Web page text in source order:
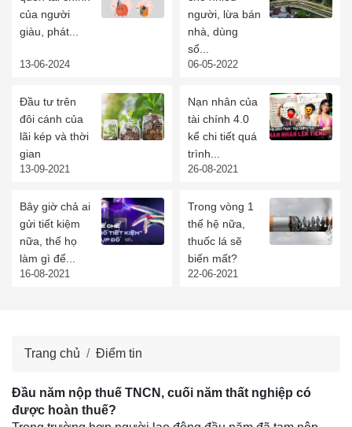
của người
giàu, phát...
13-06-2024
người, lừa bán
nhà, dùng
sổ...
06-05-2022
Đầu tư trên
đôi cánh của
lãi kép và thời
gian
13-09-2021
Nạn nhân của
tài chính 4.0
kể chi tiết quá
trình...
26-08-2021
Bây giờ chả ai
gửi tiết kiệm
nữa, thế họ
làm gì để...
16-08-2021
Trong vòng 1
thế hệ nữa,
thuốc lá sẽ
biến mất?
22-06-2021
Trang chủ Điểm tin
Đầu năm nộp thuế TNCN, cuối năm thất nghiệp có
được hoàn thuế?